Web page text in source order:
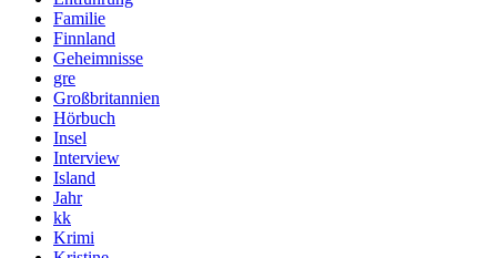
Familie
Finnland
Geheimnisse
gre
Großbritannien
Hörbuch
Insel
Interview
Island
Jahr
kk
Krimi